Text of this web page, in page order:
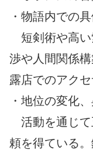
・物語内での
短剣術や高い
渉や人間関係構
露店でのアクセ
・地位の変化
活動を通じて
頼を得ている